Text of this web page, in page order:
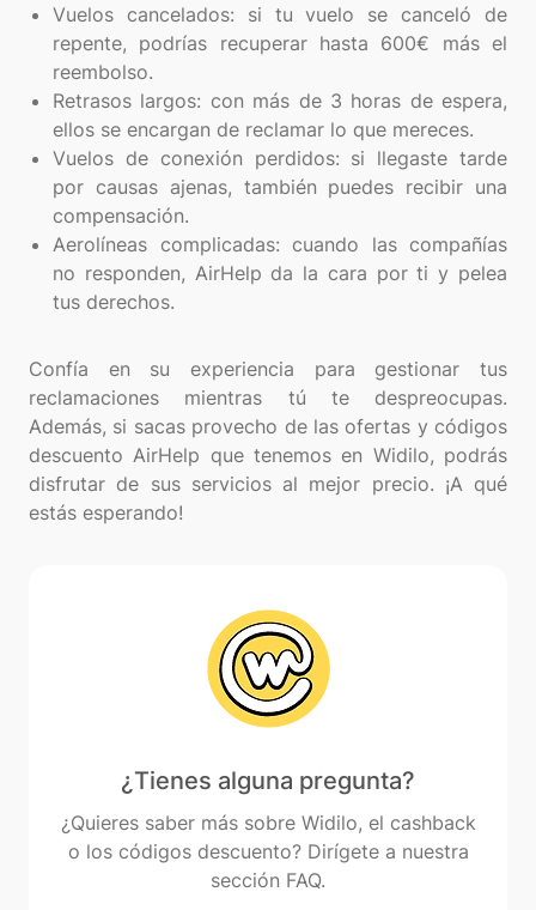
Vuelos cancelados: si tu vuelo se canceló de
repente, podrías recuperar hasta 600€ más el
reembolso.
Retrasos largos: con más de 3 horas de espera,
ellos se encargan de reclamar lo que mereces.
Vuelos de conexión perdidos: si llegaste tarde
por causas ajenas, también puedes recibir una
compensación.
Aerolíneas complicadas: cuando las compañías
no responden, AirHelp da la cara por ti y pelea
tus derechos.
Confía en su experiencia para gestionar tus
reclamaciones mientras tú te despreocupas.
Además, si sacas provecho de las ofertas y códigos
descuento AirHelp que tenemos en Widilo, podrás
disfrutar de sus servicios al mejor precio. ¡A qué
¿Tienes alguna pregunta?
¿Quieres saber más sobre Widilo, el cashback
o los códigos descuento? Dirígete a nuestra
sección FAQ.